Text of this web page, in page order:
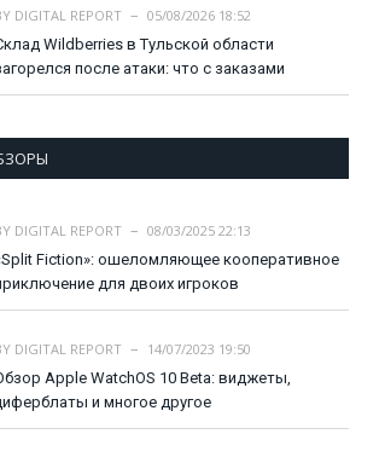
DIGITAL REPORT
05/08/2026 18:52
Wildberries в Тульской области
после атаки: что с заказами
DIGITAL REPORT
08/03/2025 22:13
Fiction»: ошеломляющее кооперативное
для двоих игроков
DIGITAL REPORT
14/07/2023 19:50
Apple WatchOS 10 Beta: виджеты,
и многое другое